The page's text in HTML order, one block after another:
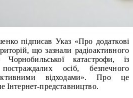
підписав Указ «Про додаткові
що зазнали радіоактивного
Чорнобильської катастрофи, із
осіб, безпечного
відходами». Про це
Інтернет-представництво.